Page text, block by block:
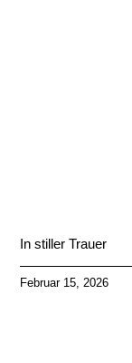
In stiller Trauer
Februar 15, 2026